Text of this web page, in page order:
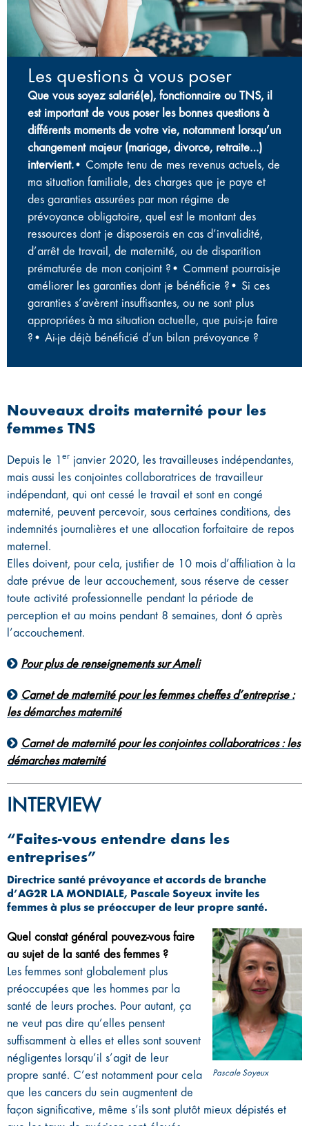
Les questions à vous poser
Que vous soyez salarié(e), fonctionnaire ou TNS, il
est important de vous poser les bonnes questions à
différents moments de votre vie, notamment lorsqu’un
changement majeur (mariage, divorce, retraite…)
intervient.• Compte tenu de mes revenus actuels, de
ma situation familiale, des charges que je paye et
des garanties assurées par mon régime de
prévoyance obligatoire, quel est le montant des
ressources dont je disposerais en cas d’invalidité,
d’arrêt de travail, de maternité, ou de disparition
prématurée de mon conjoint ?• Comment pourrais-je
améliorer les garanties dont je bénéficie ?• Si ces
garanties s’avèrent insuffisantes, ou ne sont plus
appropriées à ma situation actuelle, que puis-je faire
?• Ai-je déjà bénéficié d’un bilan prévoyance ?
Nouveaux droits maternité pour les
femmes TNS
Depuis le 1 er janvier 2020, les travailleuses indépendantes,
mais aussi les conjointes collaboratrices de travailleur
indépendant, qui ont cessé le travail et sont en congé
maternité, peuvent percevoir, sous certaines conditions, des
indemnités journalières et une allocation forfaitaire de repos
maternel.
Elles doivent, pour cela, justifier de 10 mois d’affiliation à la
date prévue de leur accouchement, sous réserve de cesser
toute activité professionnelle pendant la période de
perception et au moins pendant 8 semaines, dont 6 après
l’accouchement.
Pour plus de renseignements sur Ameli
Carnet de maternité pour les femmes cheffes d’entreprise :
les démarches maternité
Carnet de maternité pour les conjointes collaboratrices : les
démarches maternité
INTERVIEW
“Faites-vous entendre dans les
entreprises”
Directrice santé prévoyance et accords de branche
d’AG2R LA MONDIALE, Pascale Soyeux invite les
femmes à plus se préoccuper de leur propre santé.
Pascale Soyeux
Quel constat général pouvez-vous faire
au sujet de la santé des femmes ?
Les femmes sont globalement plus
préoccupées que les hommes par la
santé de leurs proches. Pour autant, ça
ne veut pas dire qu’elles pensent
suffisamment à elles et elles sont souvent
négligentes lorsqu’il s’agit de leur
propre santé. C’est notamment pour cela
que les cancers du sein augmentent de
façon significative, même s’ils sont plutôt mieux dépistés et